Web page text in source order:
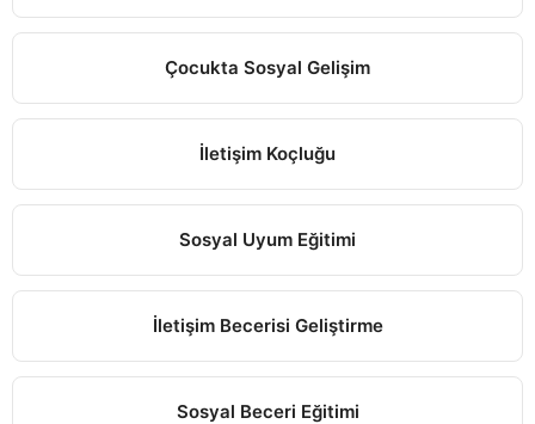
Çocukta Sosyal Gelişim
İletişim Koçluğu
Sosyal Uyum Eğitimi
İletişim Becerisi Geliştirme
Sosyal Beceri Eğitimi